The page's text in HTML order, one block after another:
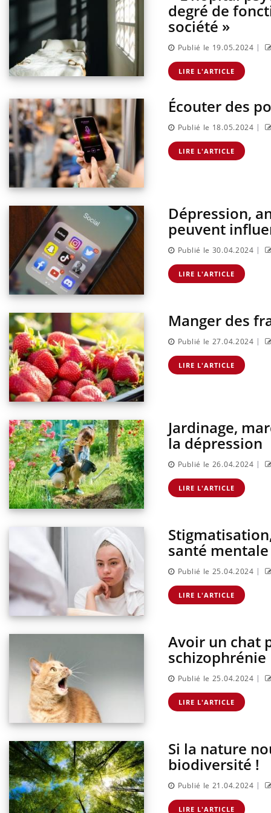
degré de
société »
Publié le 19.05.2024 |
LIRE L'ARTICLE
Écouter des
Publié le 18.05.2024 |
LIRE L'ARTICLE
Dépression,
peuvent
Publié le 30.04.2024 |
LIRE L'ARTICLE
Manger des
Publié le 27.04.2024 |
LIRE L'ARTICLE
Jardinage,
la dépression
Publié le 26.04.2024 |
LIRE L'ARTICLE
santé
Publié le 25.04.2024 |
LIRE L'ARTICLE
Avoir un chat
schizophrénie
Publié le 25.04.2024 |
LIRE L'ARTICLE
Si la nature
biodiversité !
Publié le 21.04.2024 |
LIRE L'ARTICLE